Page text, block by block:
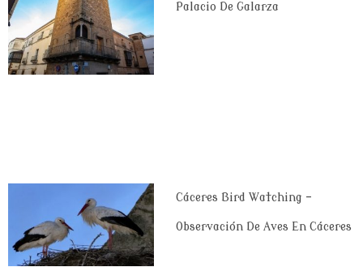
Palacio De Galarza
Cáceres Bird Watching –
Observación De Aves En Cáceres